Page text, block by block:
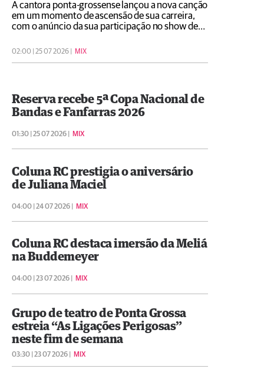
A cantora ponta-grossense lançou a nova canção
em um momento de ascensão de sua carreira,
com o anúncio da sua participação no show de
02:00 | 25 07 2026 | MIX
Reserva recebe 5ª Copa Nacional de
Bandas e Fanfarras 2026
01:30 | 25 07 2026 | MIX
Coluna RC prestigia o aniversário
de Juliana Maciel
04:00 | 24 07 2026 | MIX
Coluna RC destaca imersão da Meliá
na Buddemeyer
04:00 | 23 07 2026 | MIX
Grupo de teatro de Ponta Grossa
estreia “As Ligações Perigosas”
neste fim de semana
03:30 | 23 07 2026 | MIX